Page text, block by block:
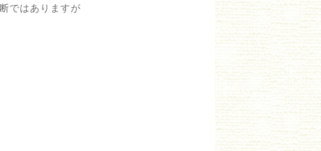
ではありますが